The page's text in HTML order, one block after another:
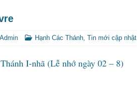
Admin Hạnh Các Thánh, Tin mới cập nhật
I-nhã (Lễ nhớ ngày 02 – 8)